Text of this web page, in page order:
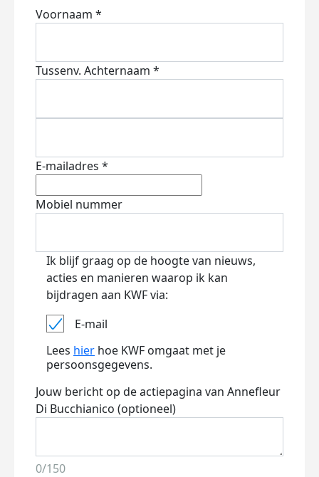
Voornaam *
Tussenv. Achternaam *
E-mailadres *
Mobiel nummer
Ik blijf graag op de hoogte van nieuws,
acties en manieren waarop ik kan
bijdragen aan KWF via:
E-mail
Lees hier hoe KWF omgaat met je
persoonsgegevens.
Jouw bericht op de actiepagina van Annefleur
Di Bucchianico (optioneel)
0/150